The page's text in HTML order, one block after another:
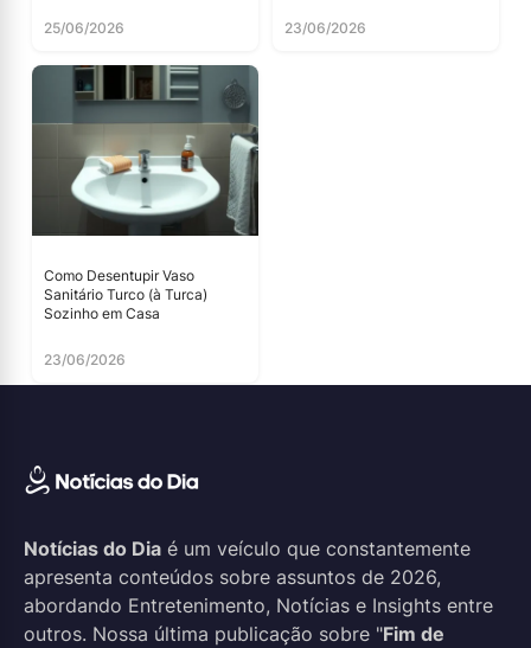
25/06/2026 23/06/2026
Como Desentupir Vaso
Sanitário Turco (à Turca)
Sozinho em Casa
23/06/2026
Notícias do Dia é um veículo que constantemente
apresenta conteúdos sobre assuntos de 2026,
abordando Entretenimento, Notícias e Insights entre
outros. Nossa última publicação sobre "Fim de